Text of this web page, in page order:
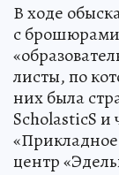
В ходе
с
листы, по
них была
ScholasticS
центр